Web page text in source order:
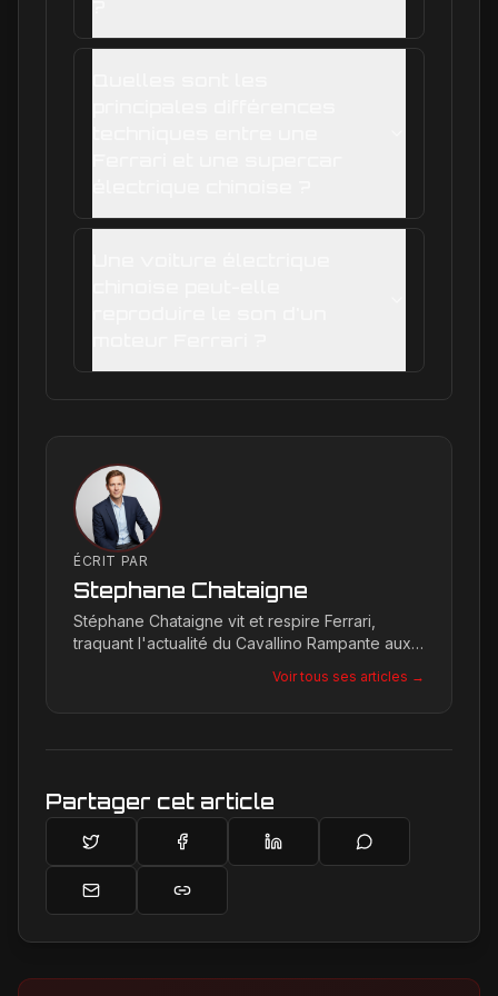
ÉCRIT PAR
Stephane Chataigne
Stéphane Chataigne vit et respire Ferrari,
traquant l'actualité du Cavallino Rampante aux
permet de décrypter les tendances et les
secrets de la marque, offrant une plongée
passionnés.
Voir tous ses articles →
Partager cet article